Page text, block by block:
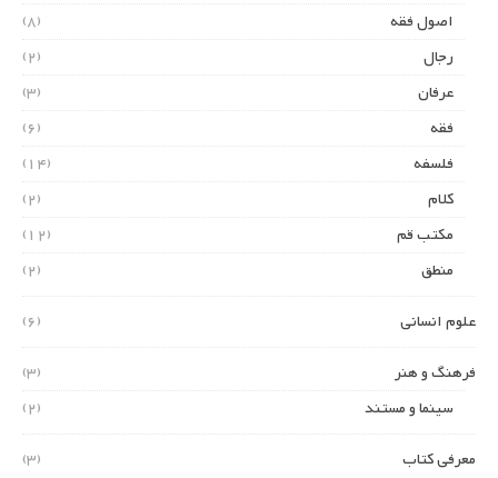
اصول فقه
(8)
رجال
(2)
عرفان
(3)
فقه
(6)
فلسفه
(14)
کلام
(2)
مکتب قم
(12)
منطق
(2)
علوم انسانی
(6)
فرهنگ و هنر
(3)
سینما و مستند
(2)
معرفی کتاب
(3)